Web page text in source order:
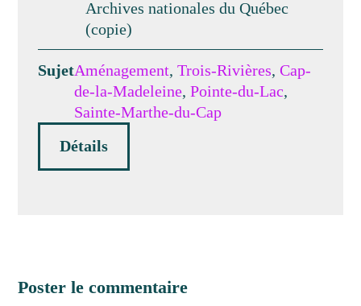
Archives nationales du Québec
(copie)
SujetAménagement,Trois-Rivières,Cap-
de-la-Madeleine,Pointe-du-Lac,
Sainte-Marthe-du-Cap
Détails
Poster le commentaire